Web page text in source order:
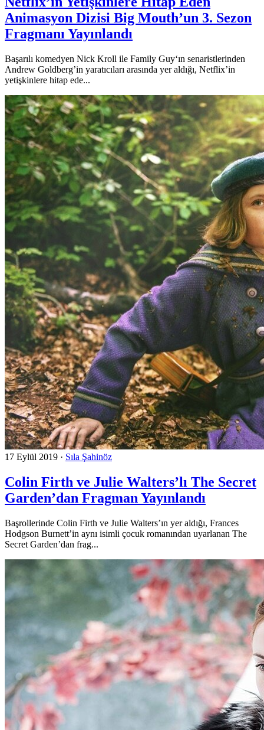
Animasyon Dizisi Big Mouth’un 3. Sezon
Fragmanı Yayınlandı
Başarılı komedyen Nick Kroll ile Family Guy‘ın senaristlerinden
Andrew Goldberg’in yaratıcıları arasında yer aldığı, Netflix’in
yetişkinlere hitap ede...
17 Eylül 2019 · Sıla Şahinöz
Colin Firth ve Julie Walters’lı The Secret
Garden’dan Fragman Yayınlandı
Başrollerinde Colin Firth ve Julie Walters’ın yer aldığı, Frances
Hodgson Burnett’in aynı isimli çocuk romanından uyarlanan The
Secret Garden’dan frag...